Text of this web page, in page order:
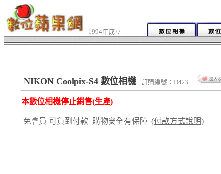
1994年成立
NIKON Coolpix-S4 數位相機 訂購編號：D423
本數位相機停止銷售(生產)
免會員 可貨到付款 購物安全有保障 (付款方式說明)